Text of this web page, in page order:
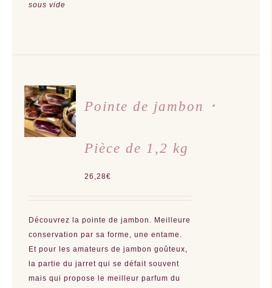
sous vide
CHOIX
DES
OPTIONS
CE
PRODUIT
A
PLUSIEURS
CHOISIES
PAGE
DU
/
DÉTAILS
Pointe de jambon ･
Pièce de 1,2 kg
26,28€
Découvrez la pointe de jambon. Meilleure
conservation par sa forme, une entame.
Et pour les amateurs de jambon goûteux,
la partie du jarret qui se défait souvent
mais qui propose le meilleur parfum du